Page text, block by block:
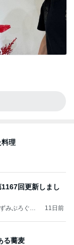
料理
回更新しまし
みぶろぐ」
11日前
る蕎麦